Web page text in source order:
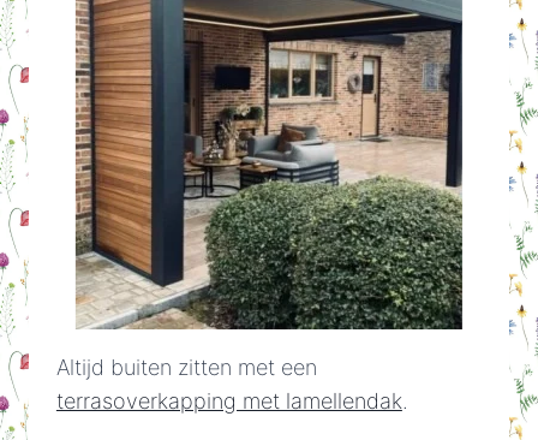
Altijd buiten zitten met een
terrasoverkapping met lamellendak.